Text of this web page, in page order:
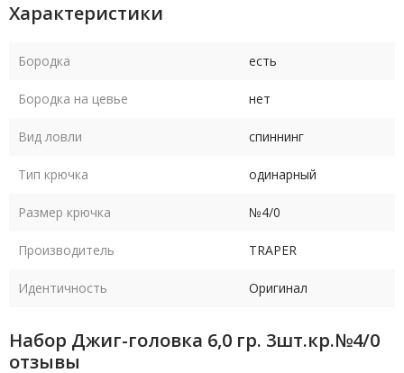
Характеристики
Бородка есть
Бородка на цевье нет
Вид ловли спиннинг
Тип крючка одинарный
Размер крючка №4/0
Производитель TRAPER
Идентичность Оригинал
Набор Джиг-головка 6,0 гр. 3шт.кр.№4/0
отзывы